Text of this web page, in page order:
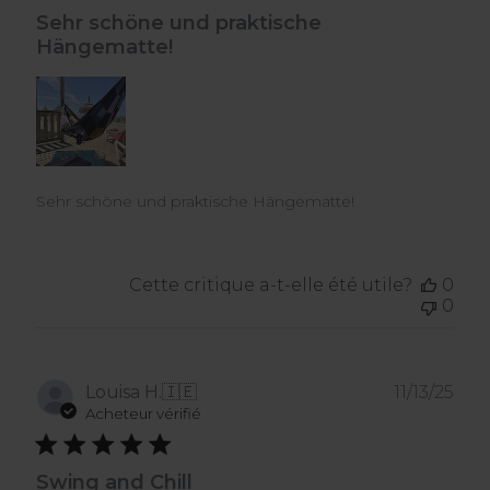
Sehr schöne und praktische
Hängematte!
Sehr schöne und praktische Hängematte!
Cette critique a-t-elle été utile?
0
0
Louisa H.🇮🇪
Acheteur vérifié
Swing and Chill
11/13/25